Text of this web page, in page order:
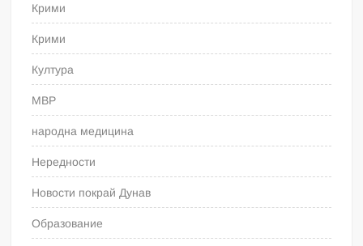
Крими
Крими
Култура
МВР
народна медицина
Нередности
Новости покрай Дунав
Образование